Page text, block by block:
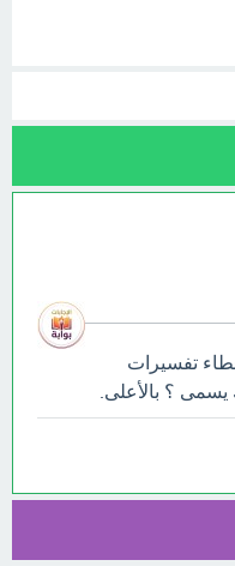
تفسيرات
يسمى ؟ بالأعلى.